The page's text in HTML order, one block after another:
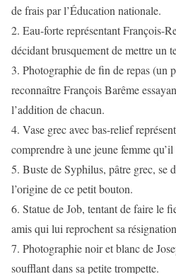
de frais par l’Éducation nationale.
2. Eau-forte représentant François-
décidant brusquement de mettre un
3. Photographie de fin de repas (un
reconnaître François Barême
l’addition de chacun.
4. Vase grec avec bas-relief
comprendre à une jeune femme
5. Buste de Syphilus, pâtre grec, se
l’origine de ce petit bouton.
6. Statue de Job, tentant de faire le
amis qui lui reprochent sa
7. Photographie noir et blanc de
soufflant dans sa petite trompette.